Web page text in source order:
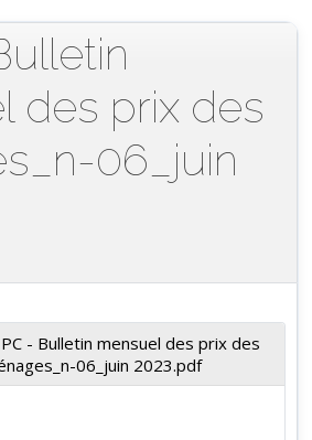
des prix des
06_juin
- Bulletin mensuel des prix des
06_juin 2023.pdf